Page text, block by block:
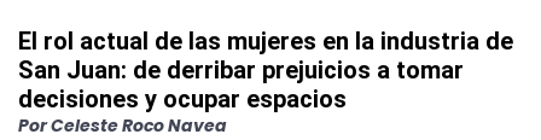
El rol actual de las mujeres en la industria de
San Juan: de derribar prejuicios a tomar
decisiones y ocupar espacios
PorCeleste Roco Navea